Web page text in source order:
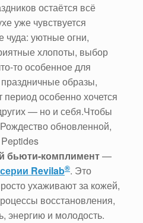
остаётся всё
уже чувствуется
чуда: уютные огни,
хлопоты, выбор
то особенное для
образы,
особенно хочется
— но и себя.Чтобы
обновленной,
бьюти-комплимент—
Revilab®. Это
ухаживают за кожей,
восстановления,
энергию и молодость.